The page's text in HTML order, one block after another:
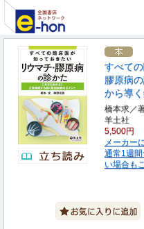
すべて
膠原病
から導
橋本求／
羊土社
5,500円
メーカー
通常1週
い場合も